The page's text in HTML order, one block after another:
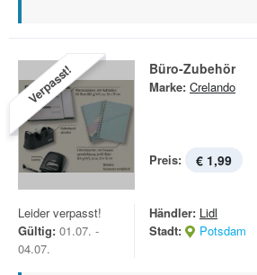
Verpasst! Büro-Zubehör
Marke: Crelando
Preis: € 1,99
Leider verpasst!
Gültig: 01.07. -
04.07.
Händler: Lidl
Stadt:
Potsdam